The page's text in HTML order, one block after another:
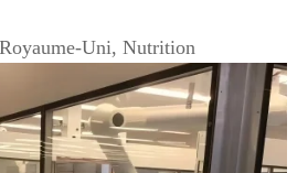
Uni, Nutrition